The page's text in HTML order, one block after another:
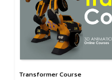
Transformer Course